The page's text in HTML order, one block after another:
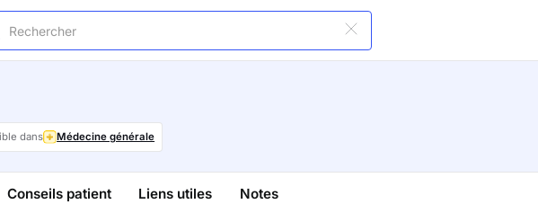
dans Médecine générale
Conseils patient Liens utiles Notes